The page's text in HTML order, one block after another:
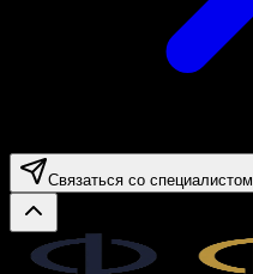
Связаться со специалистом